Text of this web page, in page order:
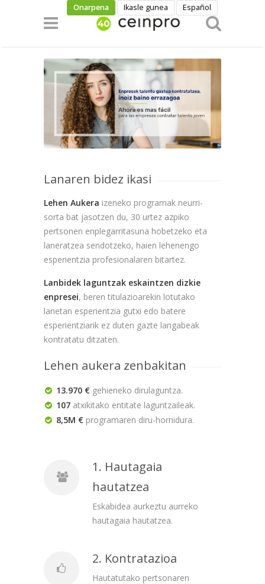
Skip to main contentOnarpena Ikasle gunea Español
Lanaren bidez ikasi
Lehen Aukera izeneko programak neurri-
sorta bat jasotzen du, 30 urtez azpiko
pertsonen enplegarritasuna hobetzeko eta
laneratzea sendotzeko, haien lehenengo
esperientzia profesionalaren bitartez.
Lanbidek laguntzak eskaintzen dizkie
enpresei, beren titulazioarekin lotutako
lanetan esperientzia gutxi edo batere
esperientziarik ez duten gazte langabeak
kontratatu ditzaten.
Lehen aukera zenbakitan
13.970 € gehieneko dirulaguntza.
107 atxikitako entitate laguntzaileak.
8,5M € programaren diru-hornidura.
1. Hautagaia
hautatzea
Eskabidea aurkeztu aurreko
hautagaia hautatzea.
2. Kontratazioa
Hautatutako pertsonaren